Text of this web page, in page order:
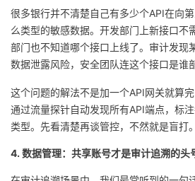
很多银行并不清楚自己有多少个API在向
么类型的敏感数据。开发部门上新接口不
部门也不知道哪个接口上线了。审计发现
数据泄露风险，安全团队连这个接口是谁
这个问题的解法不是加一个API网关就算
通过流量探针自动发现所有API端点，标
类型。先看清楚再谈管控，不然就是盲打。
4. 数据管理：共享账号才是审计追溯的头